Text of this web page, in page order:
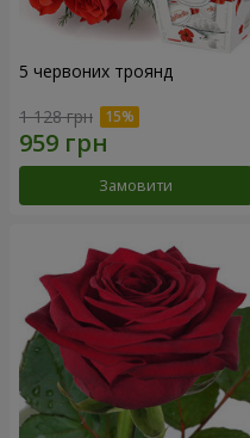
5 червоних троянд
1 128 грн
Замовити